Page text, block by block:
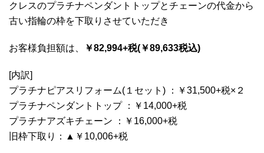
クレスのプラチナペンダントトップとチェーンの代金から
古い指輪の枠を下取りさせていただき
お客様負担額は、 ￥82,994+税(￥89,633税込)
[内訳]
プラチナピアスリフォーム(１セット) ：￥31,500+税×２
プラチナペンダントトップ ：￥14,000+税
プラチナアズキチェーン ：￥16,000+税
旧枠下取り：▲￥10,006+税